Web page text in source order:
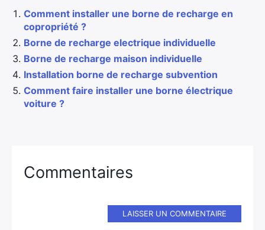
Comment installer une borne de recharge en
copropriété ?
Borne de recharge electrique individuelle
Borne de recharge maison individuelle
Installation borne de recharge subvention
Comment faire installer une borne électrique
voiture ?
Commentaires
LAISSER UN COMMENTAIRE